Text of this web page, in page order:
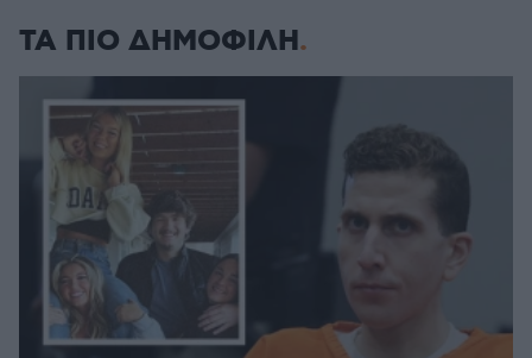
ΤΑ ΠΙΟ ΔΗΜΟΦΙΛΗ